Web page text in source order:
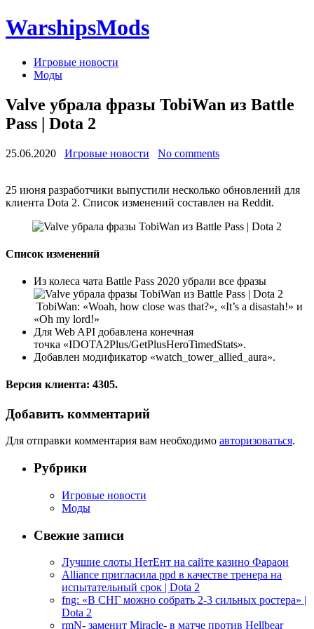
WarshipsMods
Игровые новости
Моды
Valve убрала фразы TobiWan из Battle
Pass | Dota 2
25.06.2020 Игровые новости No comments
25 июня разработчики выпустили несколько обновлений для
клиента Dota 2. Список изменений составлен на Reddit.
Список изменений
Из колеса чата Battle Pass 2020 убрали все фразы
TobiWan: «Woah, how close was that?», «It’s a disastah!» и
«Oh my lord!»
Для Web API добавлена конечная
точка «IDOTA2Plus/GetPlusHeroTimedStats».
Добавлен модификатор «watch_tower_allied_aura».
Версия клиента: 4305.
Добавить комментарий
Для отправки комментария вам необходимо авторизоваться.
Рубрики
Игровые новости
Моды
Свежие записи
Лучшие слоты НетЕнт на сайте казино Фараон
Alliance пригласила ppd в качестве тренера на
испытательный срок | Dota 2
fng: «В СНГ можно собрать 2-3 сильных ростера» |
Dota 2
rmN- заменит Miracle- в матче против Hellbear